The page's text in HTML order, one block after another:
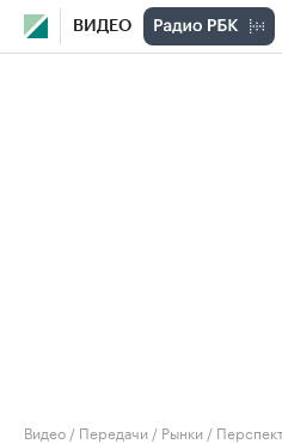
ВИДЕО
Видео / Передачи / Рынки /